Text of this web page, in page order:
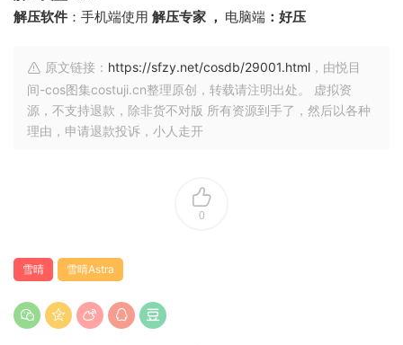
解压软件 ：手机端使用 解压专家 ， 电脑端 ：好压
原文链接： https://sfzy.net/cosdb/29001.html ，由悦目
间-cos图集costuji.cn整理原创，转载请注明出处。 虚拟资
源，不支持退款，除非货不对版 所有资源到手了，然后以各种
理由，申请退款投诉，小人走开
0
雪晴 雪晴Astra